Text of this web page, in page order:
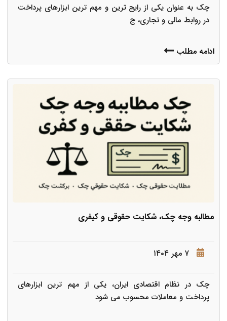
چک به عنوان یکی از رایج ترین و مهم ترین ابزارهای پرداخت
در روابط مالی و تجاری، ج
ادامه مطلب
مطالبه وجه چک، شکایت حقوقی و کیفری
۷ مهر ۱۴۰۴
چک در نظام اقتصادی ایران، یکی از مهم ترین ابزارهای
پرداخت و معاملات محسوب می شود